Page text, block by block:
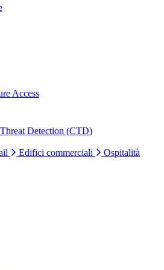
Access
Detection (CTD)
Edifici commerciali Ospitalità